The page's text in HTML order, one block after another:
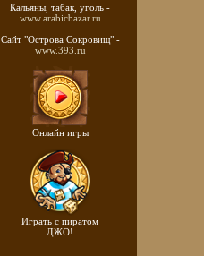
Кальяны, табак, уголь -
www.arabicbazar.ru
Сайт "Острова Сокровищ" -
www.393.ru
Онлайн игры
Играть с пиратом
ДЖО!